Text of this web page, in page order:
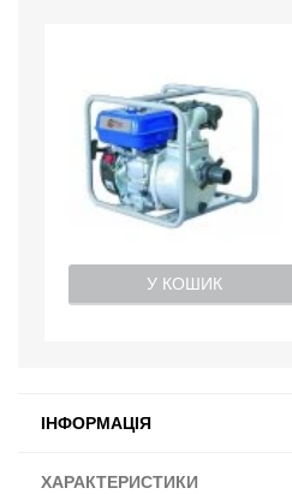
У КОШИК
ІНФОРМАЦІЯ
ХАРАКТЕРИСТИКИ